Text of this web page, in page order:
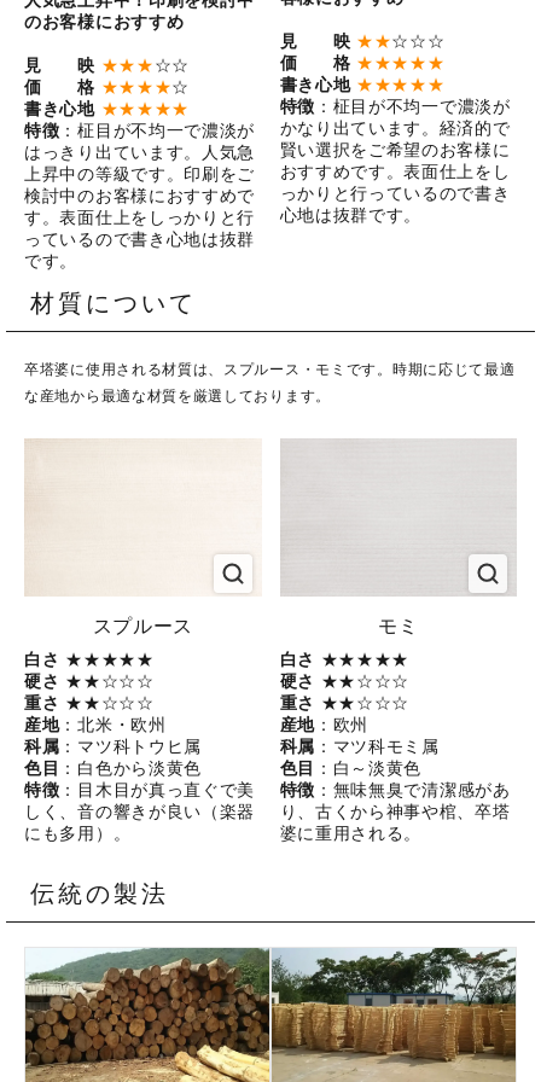
のお客様におすすめ
見 映 ★★★ ☆☆
価 格 ★★★★☆
書き心地 ★★★★★
特徴 ：柾目が不均一で濃淡が
はっきり出ています。人気急
上昇中の等級です。印刷をご
検討中のお客様におすすめで
す。表面仕上をしっかりと行
っているので書き心地は抜群
です。
見 映 ★★☆☆☆
価 格 ★★★★★
書き心地 ★★★★★
特徴 ：柾目が不均一で濃淡が
かなり出ています。経済的で
賢い選択をご希望のお客様に
おすすめです。表面仕上をし
っかりと行っているので書き
心地は抜群です。
材質について
卒塔婆に使用される材質は、スプルース・モミです。時期に応じて最適
な産地から最適な材質を厳選しております。
スプルース
白さ ★★★★★
硬さ ★★☆☆☆
重さ ★★☆☆☆
産地：北米・欧州
科属 ：マツ科トウヒ属
色目 ：白色から淡黄色
特徴 ：目木目が真っ直ぐで美
しく、音の響きが良い（楽器
にも多用）。
モミ
白さ ★★★★★
硬さ ★★☆☆☆
重さ ★★☆☆☆
産地：欧州
科属 ：マツ科モミ属
色目
：白～淡黄色
特徴 ：無味無臭で清潔感があ
り、古くから神事や棺、卒塔
婆に重用される。
伝統の製法